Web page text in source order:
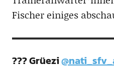
Fischer einiges
??? Grüezi